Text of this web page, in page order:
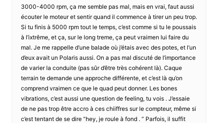
3000-4000 rpm, ça me semble pas mal, mais en vrai, faut aussi
écouter le moteur et sentir quand il commence à tirer un peu trop.
Si tu finis à 5000 rpm tout le temps, c’est comme si tu le poussais
à l’ixtrême, et ça, sur le long treme, ça peut vraimen lui faire du
mal. Je me rappelle d’une balade où j’étais avec des potes, et l’un
d’eux avait un Polaris aussi. On a pas mal discuté de l’importance
de varier la conduite (pas sûr d’être très cohérent là). Caque
terrain te demande une approche différente, et c’est là qu’on
comprend vraimen ce que le quad peut donner. Les bones
vibrations, c’est aussi une question de feeling, tu vois . J’essaie
de ne pas trop être accro à ces chiiffres sur le compteur, même si
c’est tentant de se dire “hey, je roule à fond . ” Parfois, il suffit